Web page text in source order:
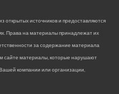
открытых источников и предоставляются
Права на материалы принадлежат их
за содержание материала
сайте материалы, которые нарушают
компании или организации,